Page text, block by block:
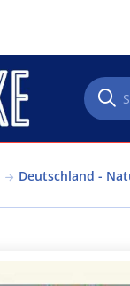
Deutschland -